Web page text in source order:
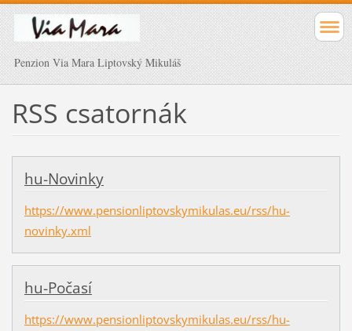
Penzion Via Mara Liptovský Mikuláš
RSS csatornák
hu-Novinky
https://www.pensionliptovskymikulas.eu/rss/hu-
novinky.xml
hu-Počasí
https://www.pensionliptovskymikulas.eu/rss/hu-